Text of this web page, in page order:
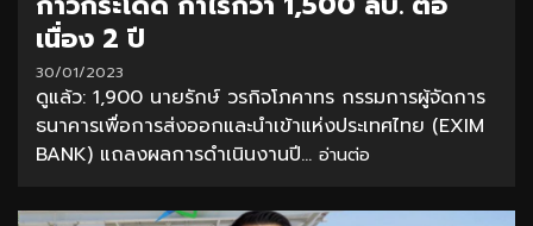
เนื่อง 2 ปี
30/01/2023
ดูแล้ว: 1,900 นายรักษ์ วรกิจโภคาทร กรรมการผู้จัดการ
ธนาคารเพื่อการส่งออกและนำเข้าแห่งประเทศไทย (EXIM
BANK) แถลงผลการดำเนินงานปี... อ่านต่อ